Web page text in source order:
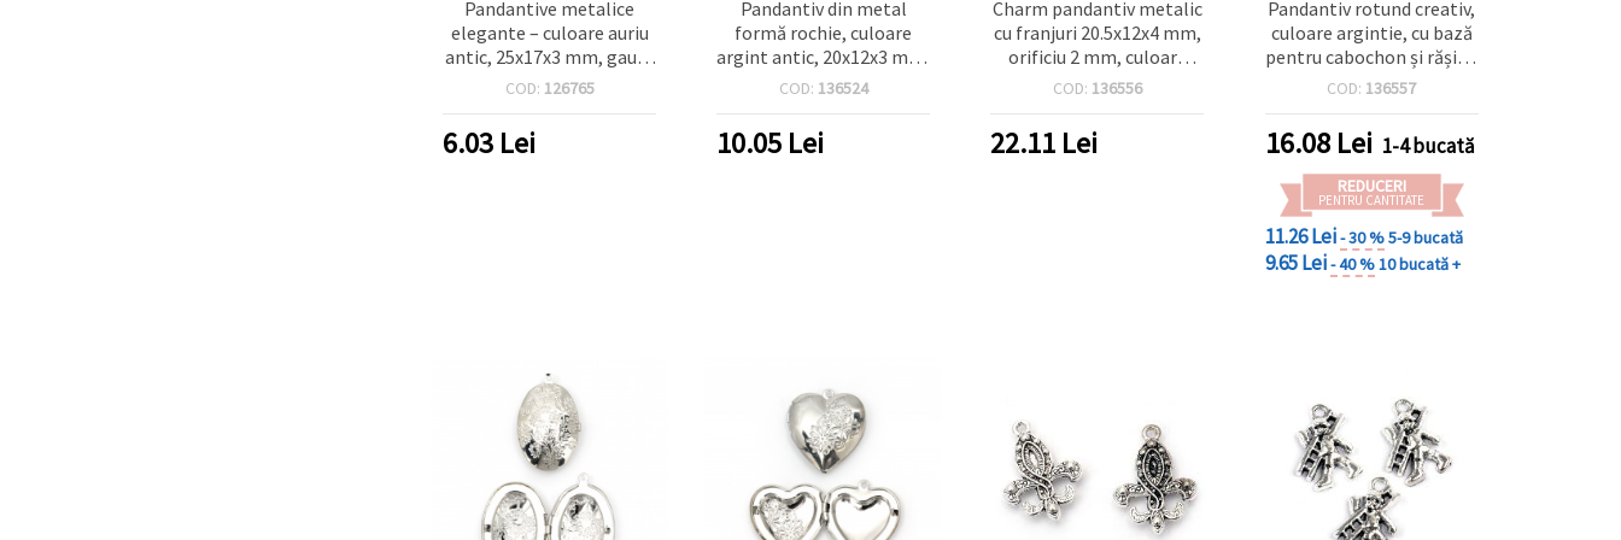
Pandantive metalice
elegante – culoare auriu
antic, 25x17x3 mm, gaură
2 mm – 2 buc., pentru
creativ
COD: 126765
6.03 Lei
Pandantiv din metal
formă rochie, culoare
argint antic, 20x12x3 mm,
orificiu 1,5 mm - 10 bucăți
COD: 136524
10.05 Lei
Charm pandantiv metalic
cu franjuri 20.5x12x4 mm,
orificiu 2 mm, culoare
argint antic - set 10
COD: 136556
22.11 Lei
Pandantiv rotund creativ,
culoare argintie, cu bază
pentru cabochon și rășină
24 mm, diametru 31 mm,
pentru bijuterii DIY și artă
din rășină
COD: 136557
16.08Lei 1-4 bucată
REDUCERI
PENTRU CANTITATE
11.26 Lei- 30 %5-9 bucată
9.65 Lei- 40 %10 bucată +